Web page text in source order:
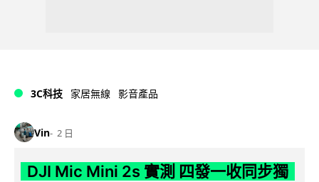
3C科技 家居無線 影音產品
Vin 2 日
DJI Mic Mini 2s 實測 四發一收同步獨